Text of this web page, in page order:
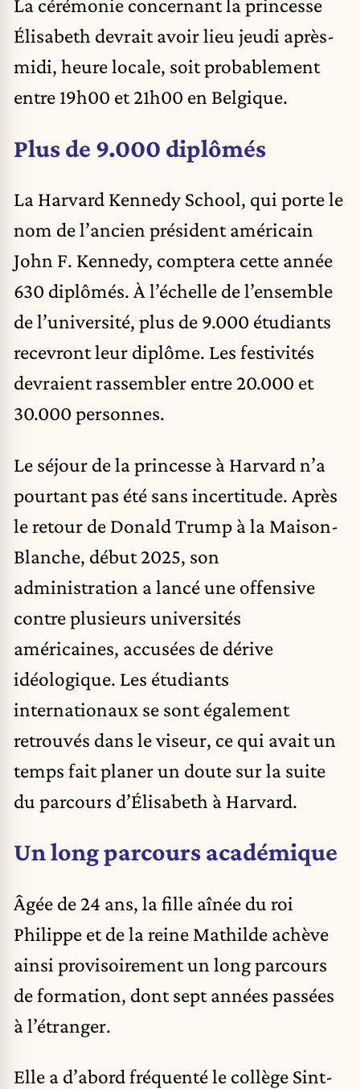
La cérémonie concernant la princesse
Élisabeth devrait avoir lieu jeudi après-
midi, heure locale, soit probablement
entre 19h00 et 21h00 en Belgique.
Plus de 9.000 diplômés
La Harvard Kennedy School, qui porte le
nom de l’ancien président américain
John F. Kennedy, comptera cette année
630 diplômés. À l’échelle de l’ensemble
de l’université, plus de 9.000 étudiants
recevront leur diplôme. Les festivités
devraient rassembler entre 20.000 et
30.000 personnes.
Le séjour de la princesse à Harvard n’a
pourtant pas été sans incertitude. Après
le retour de Donald Trump à la Maison-
Blanche, début 2025, son
administration a lancé une offensive
contre plusieurs universités
américaines, accusées de dérive
idéologique. Les étudiants
internationaux se sont également
retrouvés dans le viseur, ce qui avait un
temps fait planer un doute sur la suite
du parcours d’Élisabeth à Harvard.
Un long parcours académique
Âgée de 24 ans, la fille aînée du roi
Philippe et de la reine Mathilde achève
ainsi provisoirement un long parcours
de formation, dont sept années passées
à l’étranger.
Elle a d’abord fréquenté le collège Sint-